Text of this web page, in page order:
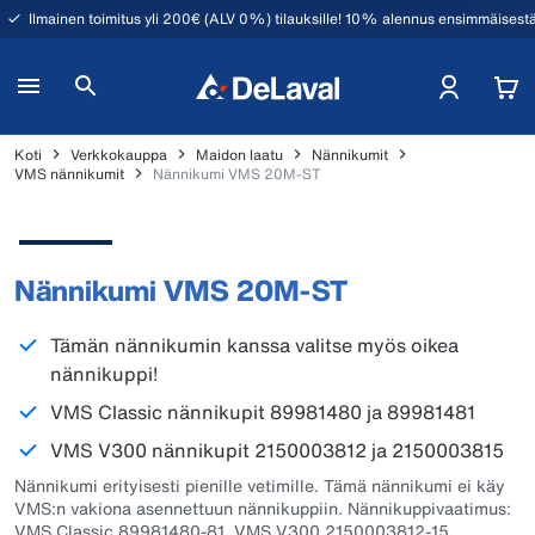
Ilmainen toimitus yli 200€ (ALV 0%) tilauksille! 10% alennus
Koti Verkkokauppa Maidon laatu
Nännikumit
VMS nännikumit
Nännikumi VMS 20M-ST
Nännikumi VMS 20M-ST
Tämän nännikumin kanssa valitse myös oikea
nännikuppi!
VMS Classic nännikupit 89981480 ja 89981481
VMS V300 nännikupit 2150003812 ja 2150003815
Nännikumi erityisesti pienille vetimille. Tämä nännikumi ei käy
VMS:n vakiona asennettuun nännikuppiin. Nännikuppivaatimus: